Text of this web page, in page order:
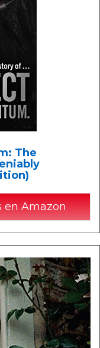
The
en Amazon